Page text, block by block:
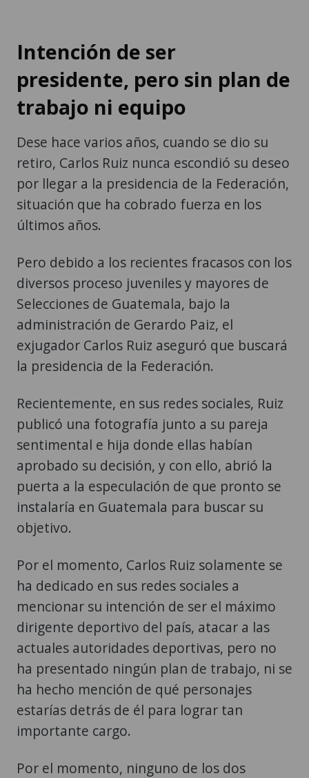
Intención de ser
presidente, pero sin plan de
trabajo ni equipo
Dese hace varios años, cuando se dio su
retiro, Carlos Ruiz nunca escondió su deseo
por llegar a la presidencia de la Federación,
situación que ha cobrado fuerza en los
últimos años.
Pero debido a los recientes fracasos con los
diversos proceso juveniles y mayores de
Selecciones de Guatemala, bajo la
administración de Gerardo Paiz, el
exjugador Carlos Ruiz aseguró que buscará
la presidencia de la Federación.
Recientemente, en sus redes sociales, Ruiz
publicó una fotografía junto a su pareja
sentimental e hija donde ellas habían
aprobado su decisión, y con ello, abrió la
puerta a la especulación de que pronto se
instalaría en Guatemala para buscar su
objetivo.
Por el momento, Carlos Ruiz solamente se
ha dedicado en sus redes sociales a
mencionar su intención de ser el máximo
dirigente deportivo del país, atacar a las
actuales autoridades deportivas, pero no
ha presentado ningún plan de trabajo, ni se
ha hecho mención de qué personajes
estarías detrás de él para lograr tan
importante cargo.
Por el momento, ninguno de los dos